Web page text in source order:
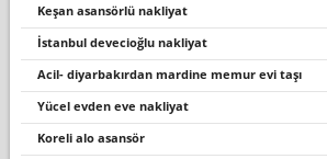
keşan asansörlü nakliyat
istanbul devecioğlu nakliyat
acil- diyarbakırdan mardine memur evi taşı
yücel evden eve nakliyat
koreli alo asansör